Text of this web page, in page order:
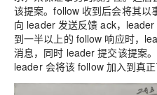
该提案。follow 收到后会将其以
向 leader 发送反馈 ack，
到一半以上的 follow 响应时，
消息，同时 leader 提交该提案
leader 会将该 follow 加入到真正